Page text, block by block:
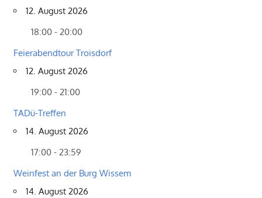
12. August 2026
18:00 - 20:00
Feierabendtour Troisdorf
12. August 2026
19:00 - 21:00
TADü-Treffen
14. August 2026
17:00 - 23:59
Weinfest an der Burg Wissem
14. August 2026